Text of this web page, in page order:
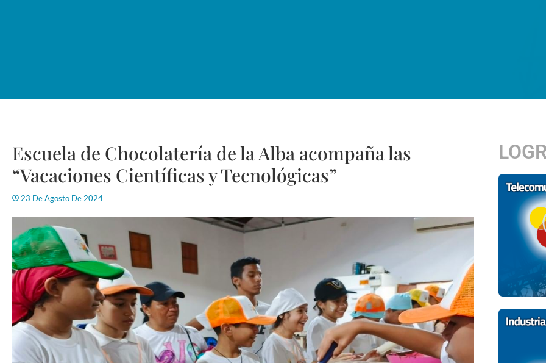
Escuela de Chocolatería de la Alba acompaña las
“Vacaciones Científicas y Tecnológicas”
23 De Agosto De 2024